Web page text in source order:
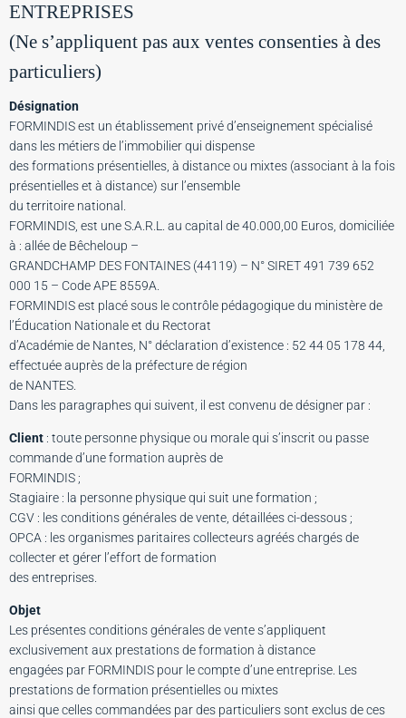
ENTREPRISES
(Ne s’appliquent pas aux ventes consenties à des
particuliers)
Désignation
FORMINDIS est un établissement privé d’enseignement spécialisé
dans les métiers de l’immobilier qui dispense
des formations présentielles, à distance ou mixtes (associant à la fois
présentielles et à distance) sur l’ensemble
du territoire national.
FORMINDIS, est une S.A.R.L. au capital de 40.000,00 Euros, domiciliée
à : allée de Bêcheloup –
GRANDCHAMP DES FONTAINES (44119) – N° SIRET 491 739 652
000 15 – Code APE 8559A.
FORMINDIS est placé sous le contrôle pédagogique du ministère de
l’Éducation Nationale et du Rectorat
d’Académie de Nantes, N° déclaration d’existence : 52 44 05 178 44,
effectuée auprès de la préfecture de région
de NANTES.
Dans les paragraphes qui suivent, il est convenu de désigner par :
Client : toute personne physique ou morale qui s’inscrit ou passe
commande d’une formation auprès de
FORMINDIS ;
Stagiaire : la personne physique qui suit une formation ;
CGV : les conditions générales de vente, détaillées ci-dessous ;
OPCA : les organismes paritaires collecteurs agréés chargés de
collecter et gérer l’effort de formation
des entreprises.
Objet
Les présentes conditions générales de vente s’appliquent
exclusivement aux prestations de formation à distance
engagées par FORMINDIS pour le compte d’une entreprise. Les
prestations de formation présentielles ou mixtes
ainsi que celles commandées par des particuliers sont exclus de ces